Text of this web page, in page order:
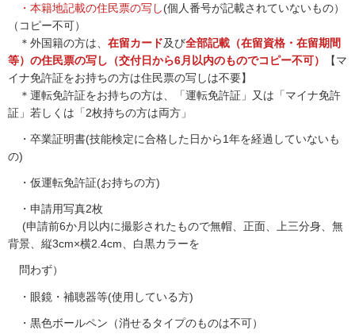
・本籍地記載の住民票の写し(個人番号が記載されていないもの）
（コピー不可）
＊外国籍の方は、 在留カード及び全部記載（在留資格・在留期間
等）の住民票の写し（交付日から6月以内のものでコピー不可）
【マ
イナ免許証をお持ちの方は住民票の写しは不要】
＊運転免許証をお持ちの方は、「運転免許証」又は「マイナ免許
証」若しくは「2枚持ちの方は両方」
・卒業証明書(技能検定に合格した日から1年を経過していないも
の)
・仮運転免許証(お持ちの方)
・申請用写真2枚
(申請前6か月以内に撮影されたもので無帽、正面、上三分身、無
背景、縦3cm×横2.4cm、白黒カラーを
問わず）
・眼鏡・補聴器等(使用している方)
・黒色ボールペン（消せるタイプのものは不可）